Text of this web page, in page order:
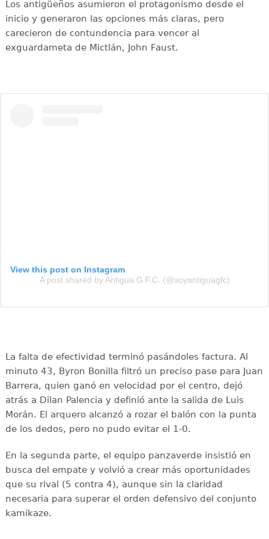
Los antigüeños asumieron el protagonismo desde el
inicio y generaron las opciones más claras, pero
carecieron de contundencia para vencer al
exguardameta de Mictlán, John Faust.
View this post on Instagram
A post shared by Antigua G.F.C. (@soyantiguagfc)
La falta de efectividad terminó pasándoles factura. Al
minuto 43, Byron Bonilla filtró un preciso pase para Juan
Barrera, quien ganó en velocidad por el centro, dejó
atrás a Dilan Palencia y definió ante la salida de Luis
Morán. El arquero alcanzó a rozar el balón con la punta
de los dedos, pero no pudo evitar el 1-0.
En la segunda parte, el equipo panzaverde insistió en
busca del empate y volvió a crear más oportunidades
que su rival (5 contra 4), aunque sin la claridad
necesaria para superar el orden defensivo del conjunto
kamikaze.